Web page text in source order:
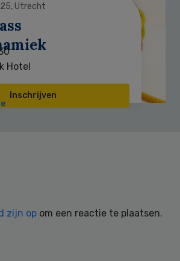
Utrecht
Hotel
Inschrijven
zijn op om een reactie te plaatsen.